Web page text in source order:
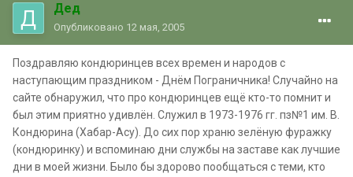
Дед
Опубликовано 12 мая, 2005
Поздравляю кондюринцев всех времен и народов с
наступающим праздником - Днём Пограничника! Случайно на
сайте обнаружил, что про кондюринцев ещё кто-то помнит и
был этим приятно удивлён. Служил в 1973-1976 гг. пз№1 им. В.
Кондюрина (Хабар-Асу). До сих пор храню зелёную фуражку
(кондюринку) и вспоминаю дни службы на заставе как лучшие
дни в моей жизни. Было бы здорово пообщаться с теми, кто